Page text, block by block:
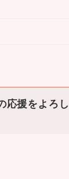
応援をよろ